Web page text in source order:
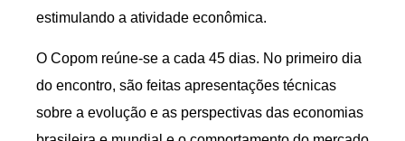
estimulando a atividade econômica.
O Copom reúne-se a cada 45 dias. No primeiro dia
do encontro, são feitas apresentações técnicas
sobre a evolução e as perspectivas das economias